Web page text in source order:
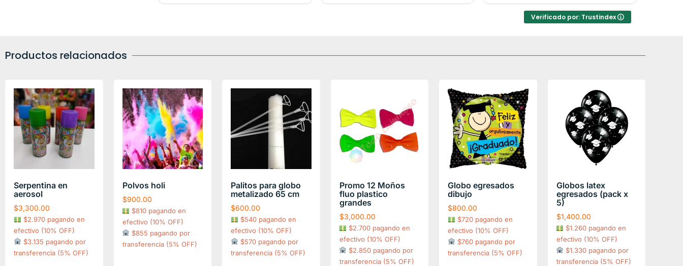
Verificado por: Trustindex
Productos relacionados
Serpentina en
aerosol
$3,300.00
$2.970 pagando en
efectivo (10% OFF)
$3.135 pagando por
transferencia (5% OFF)
Polvos holi
$900.00
$810 pagando en
efectivo (10% OFF)
$855 pagando por
transferencia (5% OFF)
Palitos para globo
metalizado 65 cm
$600.00
$540 pagando en
efectivo (10% OFF)
$570 pagando por
transferencia (5% OFF)
Promo 12 Moños
fluo plastico
grandes
$3,000.00
$2.700 pagando en
efectivo (10% OFF)
$2.850 pagando por
transferencia (5% OFF)
Globo egresados
dibujo
$800.00
$720 pagando en
efectivo (10% OFF)
$760 pagando por
transferencia (5% OFF)
Globos latex
egresados (pack x
5)
$1,400.00
$1.260 pagando en
efectivo (10% OFF)
$1.330 pagando por
transferencia (5% OFF)